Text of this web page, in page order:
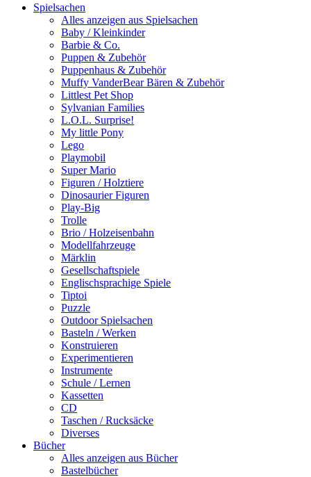
Spielsachen
Alles anzeigen aus Spielsachen
Baby / Kleinkinder
Barbie & Co.
Puppen & Zubehör
Puppenhaus & Zubehör
Muffy VanderBear Bären & Zubehör
Littlest Pet Shop
Sylvanian Families
L.O.L. Surprise!
My little Pony
Lego
Playmobil
Super Mario
Figuren / Holztiere
Dinosaurier Figuren
Play-Big
Trolle
Brio / Holzeisenbahn
Modellfahrzeuge
Märklin
Gesellschaftspiele
Englischsprachige Spiele
Tiptoi
Puzzle
Outdoor Spielsachen
Basteln / Werken
Konstruieren
Experimentieren
Instrumente
Schule / Lernen
Kassetten
CD
Taschen / Rucksäcke
Diverses
Bücher
Alles anzeigen aus Bücher
Bastelbücher